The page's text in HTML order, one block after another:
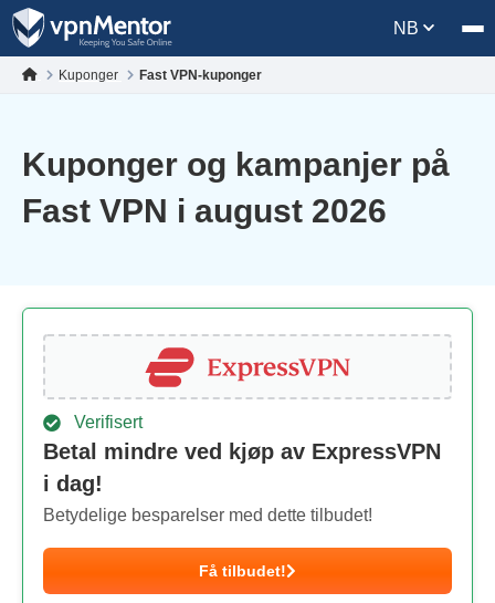
NB
Kuponger Fast VPN-kuponger
Kuponger og kampanjer på
Fast VPN i august 2026
Verifisert
Betal mindre ved kjøp av ExpressVPN
i dag!
Betydelige besparelser med dette tilbudet!
Få tilbudet!